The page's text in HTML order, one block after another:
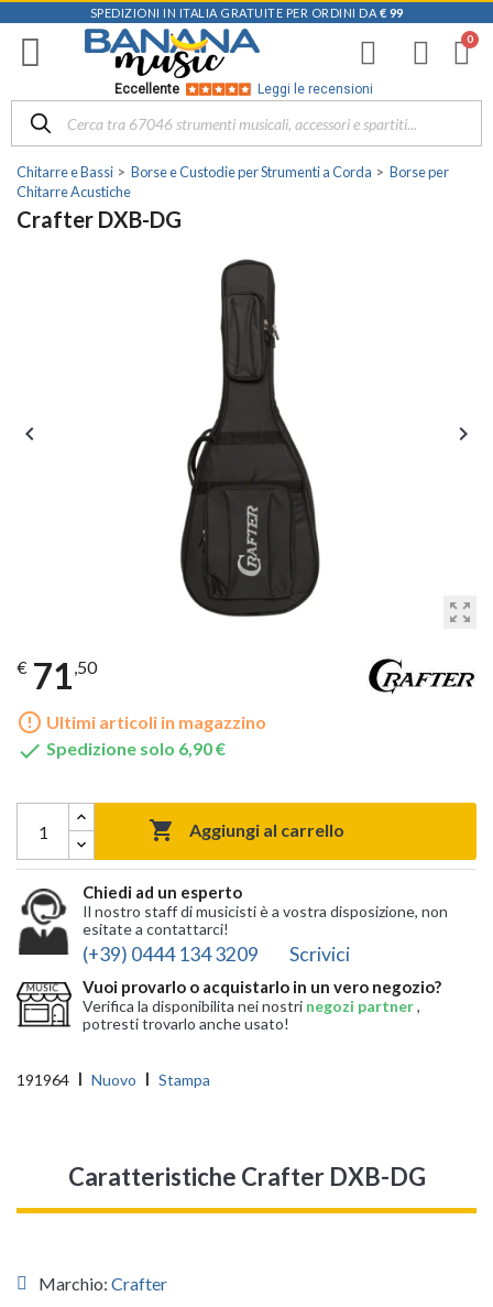
SPEDIZIONI IN ITALIA GRATUITE PER ORDINI DA € 99
Eccellente Leggi le recensioni
Chitarre e Bassi Borse e Custodie per Strumenti a Corda
Borse per
Chitarre Acustiche
Crafter DXB-DG
zoom_out_map
 
€ 71,50
error_outline Ultimi articoli in magazzino
 Spedizione solo 6,90 €
 Aggiungi al carrello
Chiedi ad un esperto
Il nostro staff di musicisti è a vostra disposizione, non
esitate a contattarci!
(+39) 0444 134 3209 Scrivici
Vuoi provarlo o acquistarlo in un vero negozio?
Verifica la disponibilita nei nostri negozi partner,
potresti trovarlo anche usato!
191964 Nuovo Stampa
Caratteristiche Crafter DXB-DG
Marchio: Crafter